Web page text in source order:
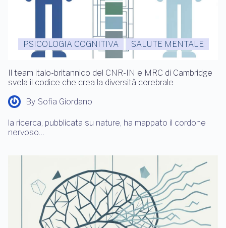
PSICOLOGIA COGNITIVA SALUTE MENTALE
Il team italo-britannico del CNR-IN e MRC di Cambridge
svela il codice che crea la diversità cerebrale
By Sofia Giordano
la ricerca, pubblicata su nature, ha mappato il cordone
nervoso…